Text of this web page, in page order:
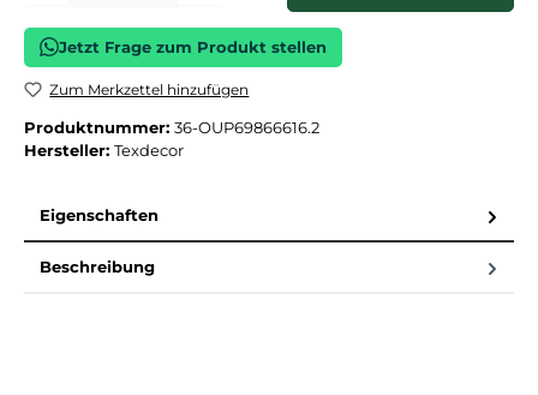
Jetzt Frage zum Produkt stellen
Zum Merkzettel hinzufügen
Produktnummer: 36-OUP69866616.2
Hersteller: Texdecor
Eigenschaften
Beschreibung